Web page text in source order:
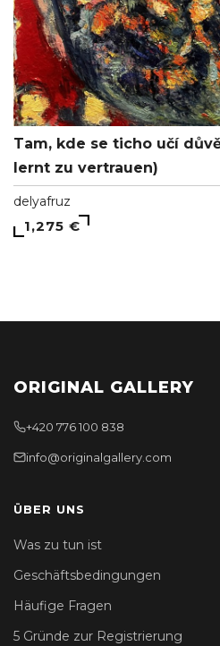
Tam, kde se ticho učí
lernt zu vertrauen)
delyafruz
1,275 €
ORIGINAL GALLERY
+420 776 100 838
info@originalgallery.com
ÜBER UNS
Was zu tun ist
Geschäftsbedingungen
Häufige Fragen
5 Gründe zur Registrierung